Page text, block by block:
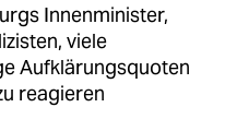
Innenminister,
viele
Aufklärungsquoten
reagieren